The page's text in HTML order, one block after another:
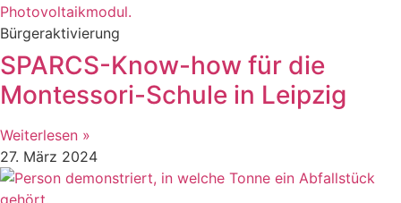
Bürgeraktivierung
SPARCS-Know-how für die
Montessori-Schule in Leipzig
Weiterlesen »
27. März 2024